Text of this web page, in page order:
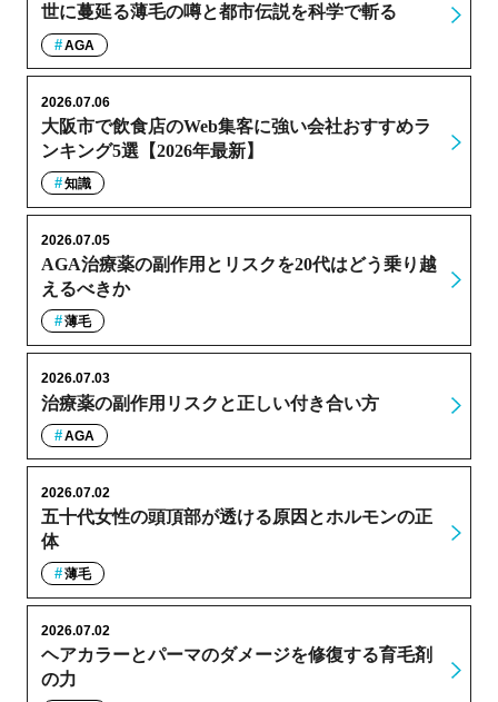
世に蔓延る薄毛の噂と都市伝説を科学で斬る
AGA
大阪市で飲食店のWeb集客に強い会社おすすめラ
ンキング5選【2026年最新】
2026.07.06
知識
AGA治療薬の副作用とリスクを20代はどう乗り越
えるべきか
2026.07.05
薄毛
治療薬の副作用リスクと正しい付き合い方
2026.07.03
AGA
五十代女性の頭頂部が透ける原因とホルモンの正
体
2026.07.02
薄毛
ヘアカラーとパーマのダメージを修復する育毛剤
の力
2026.07.02